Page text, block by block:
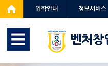
입학안내 정보서비스
벤처창